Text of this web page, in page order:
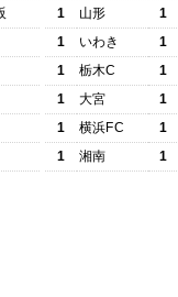
1
山形
1
1
いわき
1
1
栃木C
1
1
大宮
1
1
横浜FC
1
1
湘南 1